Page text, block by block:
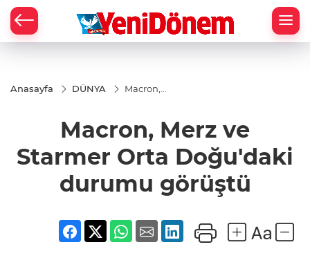
Anasayfa DÜNYA
Macron,
Doğu'daki
durumu
görüştü
Macron, Merz ve
Starmer Orta Doğu'daki
durumu görüştü